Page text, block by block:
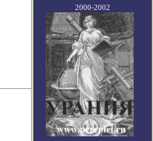
2000-2002